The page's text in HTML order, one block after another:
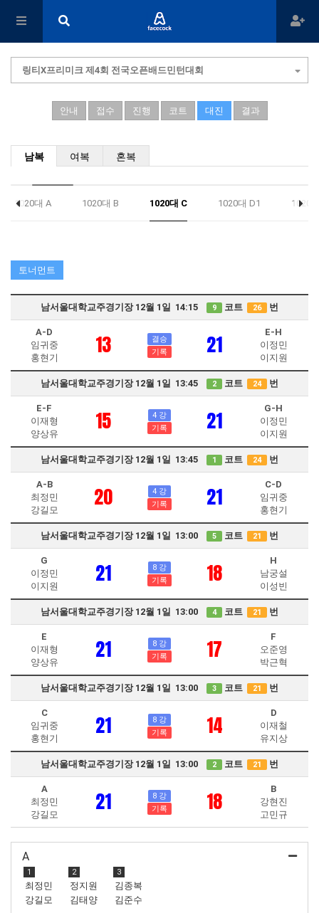
링티X프리미크 제4회 전국오픈배드민턴대회
안내 접수 진행 코트 대진 결과
남복 여복 혼복
1020대 A 1020대 B 1020대 C 1020대 D1 1020
토너먼트
남서울대학교주경기장 12월 1일 14:15 9 코트 26 번
A-D
임귀중
홍현기
13
결승
기록
21
E-H
이정민
이지원
남서울대학교주경기장 12월 1일 13:45 2 코트 24 번
E-F
이재형
양상유
15
4 강
기록
21
G-H
이정민
이지원
남서울대학교주경기장 12월 1일 13:45 1 코트 24 번
A-B
최정민
강길모
20
4 강
기록
21
C-D
임귀중
홍현기
남서울대학교주경기장 12월 1일 13:00 5 코트 21 번
G
이정민
이지원
21
8 강
기록
18
H
남궁설
이성빈
남서울대학교주경기장 12월 1일 13:00 4 코트 21 번
E
이재형
양상유
21
8 강
기록
17
F
오준영
박근혁
남서울대학교주경기장 12월 1일 13:00 3 코트 21 번
C
임귀중
홍현기
21
8 강
기록
14
D
이재철
유지상
남서울대학교주경기장 12월 1일 13:00 2 코트 21 번
A
최정민
강길모
21
8 강
기록
18
B
강현진
고민규
A
1
최정민
강길모
2
정지원
김태양
3
김종복
김준수